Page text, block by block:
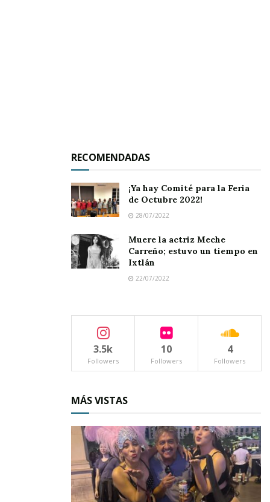
RECOMENDADAS
¡Ya hay Comité para la Feria
de Octubre 2022!
28/07/2022
Muere la actriz Meche
Carreño; estuvo un tiempo en
Ixtlán
22/07/2022
3.5k
Followers
10
Followers
4
Followers
MÁS VISTAS